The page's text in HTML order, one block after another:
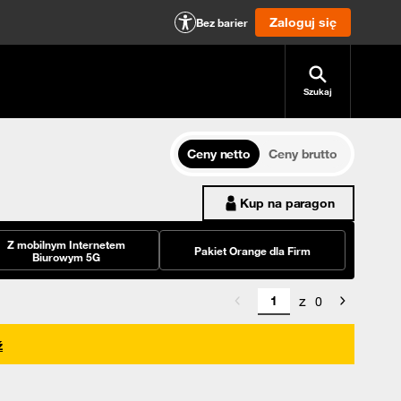
Bez barier Zaloguj się
Szukaj
Ceny netto
Ceny brutto
Kup na paragon
Z mobilnym Internetem
Biurowym 5G
Pakiet Orange dla Firm
z 0